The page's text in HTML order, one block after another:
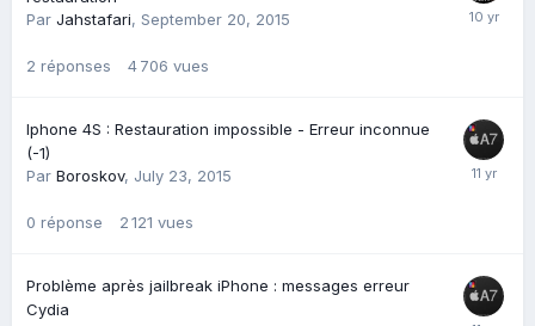
Par Jahstafari, September 20, 2015
2 réponses 4 706 vues
Iphone 4S : Restauration impossible - Erreur inconnue
(-1)
Par Boroskov, July 23, 2015
0 réponse 2 121 vues
Problème après jailbreak iPhone : messages erreur
Cydia